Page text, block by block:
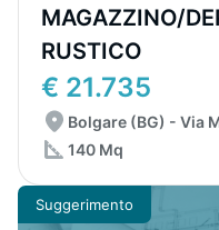
MAGAZZINO/
RUSTICO
€ 21.735
Bolgare (BG) - Via
140 Mq
Suggerimento